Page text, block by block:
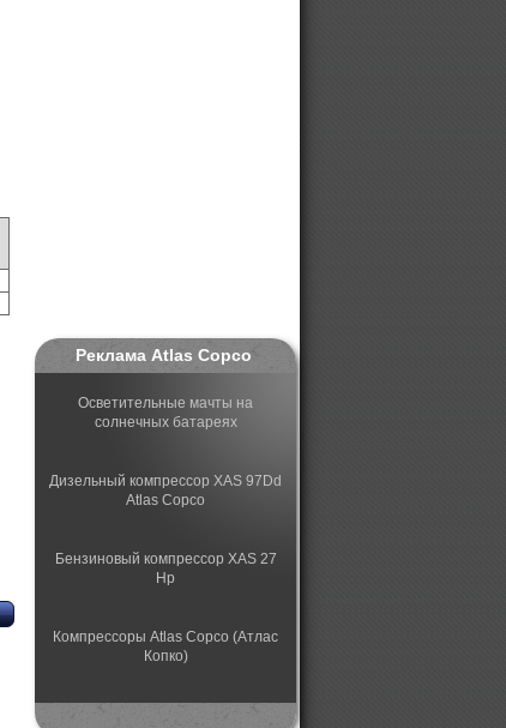
Реклама Atlas Copco
Осветительные мачты на
солнечных батареях
Дизельный компрессор XAS 97Dd
Atlas Copco
Бензиновый компрессор XAS 27
Hp
Компрессоры Atlas Copco (Атлас
Копко)